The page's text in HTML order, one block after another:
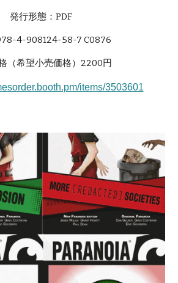
発行形態：PDF
4-908124-58-7 C0876
（希望小売価格）2200円
items/3503601